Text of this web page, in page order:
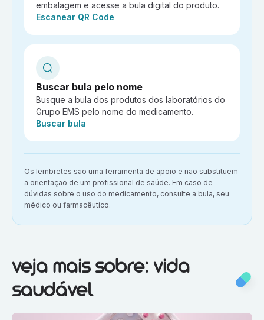
embalagem e acesse a bula digital do produto.
Ação:
Escanear QR Code
Buscar bula pelo nome
Busque a bula dos produtos dos laboratórios do
Grupo EMS pelo nome do medicamento.
Ação:
Buscar bula
Aviso importante:
Os lembretes são uma ferramenta de apoio e não substituem
a orientação de um profissional de saúde. Em caso de
dúvidas sobre o uso do medicamento, consulte a bula, seu
médico ou farmacêutico.
Veja mais sobre:Vida saudável
veja mais sobre: vida
saudável